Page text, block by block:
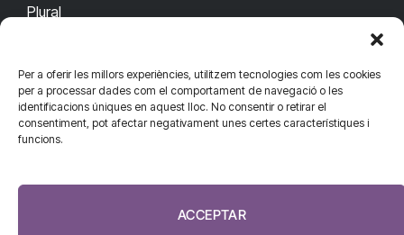
Per a oferir les millors experiències, utilitzem tecnologies com les cookies
per a processar dades com el comportament de navegació o les
identificacions úniques en aquest lloc. No consentir o retirar el
consentiment, pot afectar negativament unes certes característiques i
funcions.
ACCEPTAR
Plural
CONTACTA'NS
redaccio@diarisanitat.cat
932 311 247
CONNECTA